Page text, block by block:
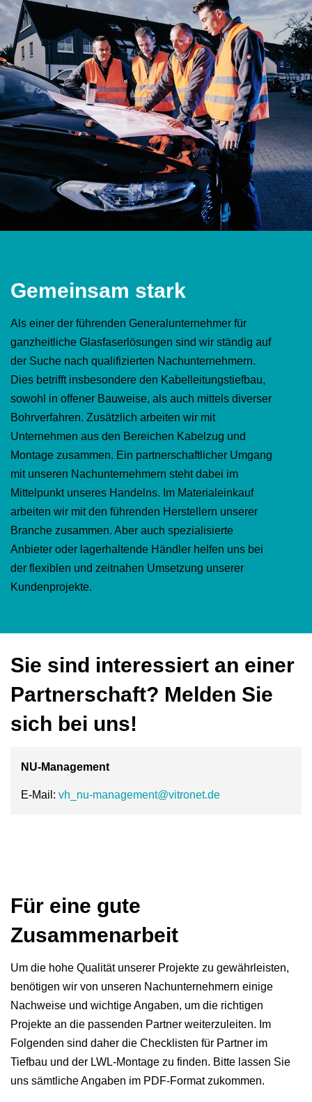
Gemeinsam stark
Als einer der führenden Generalunternehmer für
ganzheitliche Glasfaserlösungen sind wir ständig auf
der Suche nach qualifizierten Nachunternehmern.
Dies betrifft insbesondere den Kabelleitungstiefbau,
sowohl in offener Bauweise, als auch mittels diverser
Bohrverfahren. Zusätzlich arbeiten wir mit
Unternehmen aus den Bereichen Kabelzug und
Montage zusammen. Ein partnerschaftlicher Umgang
mit unseren Nachunternehmern steht dabei im
Mittelpunkt unseres Handelns. Im Materialeinkauf
arbeiten wir mit den führenden Herstellern unserer
Branche zusammen. Aber auch spezialisierte
Anbieter oder lagerhaltende Händler helfen uns bei
der flexiblen und zeitnahen Umsetzung unserer
Kundenprojekte.
Sie sind interessiert an einer
Partnerschaft? Melden Sie
sich bei uns!
NU-Management
E-Mail: vh_nu-management@vitronet.de
Für eine gute
Zusammenarbeit
Um die hohe Qualität unserer Projekte zu gewährleisten,
benötigen wir von unseren Nachunternehmern einige
Nachweise und wichtige Angaben, um die richtigen
Projekte an die passenden Partner weiterzuleiten. Im
Folgenden sind daher die Checklisten für Partner im
Tiefbau und der LWL-Montage zu finden. Bitte lassen Sie
uns sämtliche Angaben im PDF-Format zukommen.